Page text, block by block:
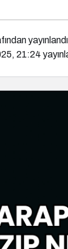
yayınlandı
21:24